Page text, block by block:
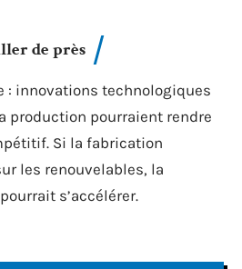
de près
: innovations technologiques
production pourraient rendre
Si la fabrication
les renouvelables, la
s’accélérer.